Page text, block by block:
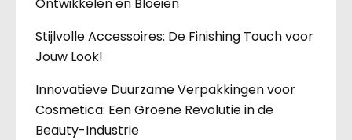
Stijlvolle Accessoires: De Finishing Touch voor
Jouw Look!
Innovatieve Duurzame Verpakkingen voor
Cosmetica: Een Groene Revolutie in de
Beauty-Industrie